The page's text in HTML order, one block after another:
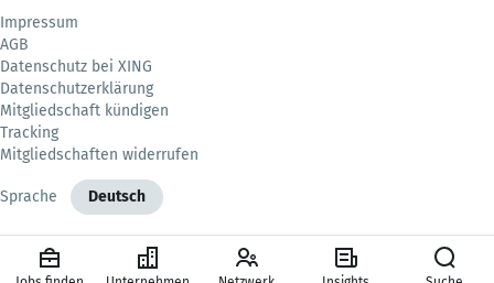
Impressum
AGB
Datenschutz bei XING
Datenschutzerklärung
Mitgliedschaft kündigen
Tracking
Mitgliedschaften widerrufen
Sprache Deutsch